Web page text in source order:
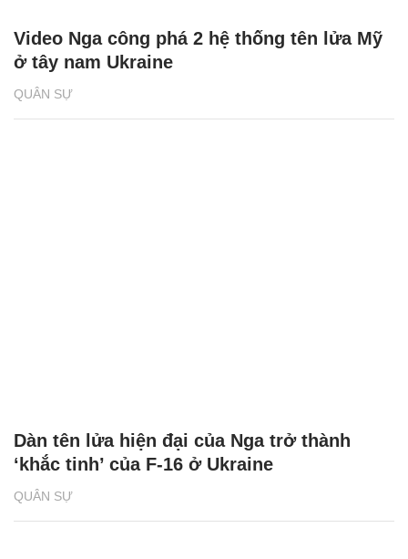
QUÂN SỰ
Video Nga công phá 2 hệ thống tên lửa Mỹ
ở tây nam Ukraine
QUÂN SỰ
Dàn tên lửa hiện đại của Nga trở thành
‘khắc tinh’ của F-16 ở Ukraine